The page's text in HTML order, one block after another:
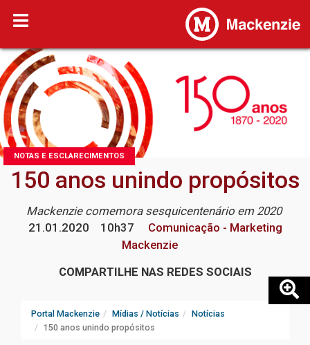
NOTAS E ESCLARECIMENTOS
150 anos unindo propósitos
Mackenzie comemora sesquicentenário em 2020
21.01.2020
10h37
Comunicação - Marketing
Mackenzie
COMPARTILHE NAS REDES SOCIAIS
Portal Mackenzie Mídias / Notícias
Notícias
150 anos unindo propósitos